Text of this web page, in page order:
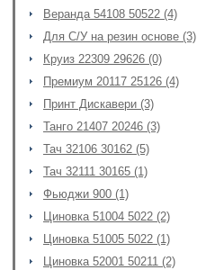
Веранда 54108 50522 (4)
Для С/У на резин основе (3)
Круиз 22309 29626 (0)
Премиум 20117 25126 (4)
Принт Дискавери (3)
Танго 21407 20246 (3)
Тач 32106 30162 (5)
Тач 32111 30165 (1)
Фьюджи 900 (1)
Циновка 51004 5022 (2)
Циновка 51005 5022 (1)
Циновка 52001 50211 (2)